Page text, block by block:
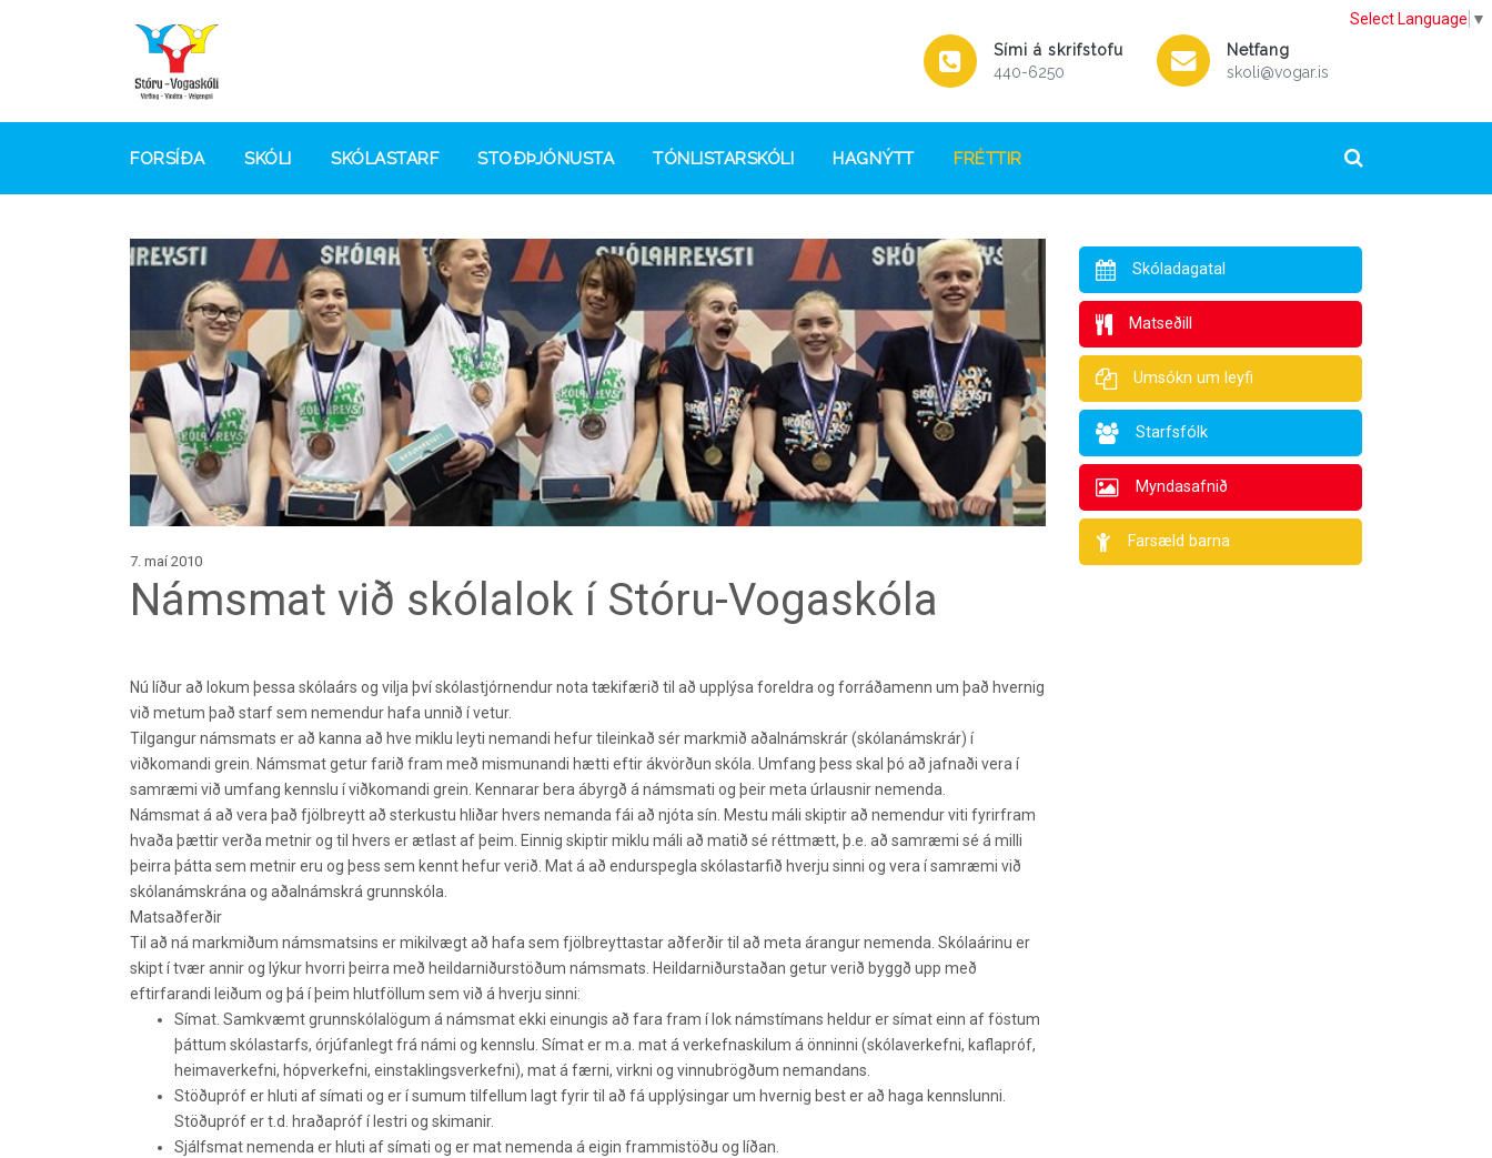
Select Language ▼
Sími á skrifstofu
440-6250
Netfang
skoli@vogar.is
FORSÍÐA SKÓLI SKÓLASTARF STOÐÞJÓNUSTA TÓNLISTARSKÓLI HAGNÝTT FRÉTTIR
7. maí 2010
Námsmat við skólalok í Stóru-Vogaskóla
Nú líður að lokum þessa skólaárs og vilja því skólastjórnendur nota tækifærið til að upplýsa foreldra og forráðamenn um það hvernig
við metum það starf sem nemendur hafa unnið í vetur.
Tilgangur námsmats er að kanna að hve miklu leyti nemandi hefur tileinkað sér markmið aðalnámskrár (skólanámskrár) í
viðkomandi grein. Námsmat getur farið fram með mismunandi hætti eftir ákvörðun skóla. Umfang þess skal þó að jafnaði vera í
samræmi við umfang kennslu í viðkomandi grein. Kennarar bera ábyrgð á námsmati og þeir meta úrlausnir nemenda.
Námsmat á að vera það fjölbreytt að sterkustu hliðar hvers nemanda fái að njóta sín. Mestu máli skiptir að nemendur viti fyrirfram
hvaða þættir verða metnir og til hvers er ætlast af þeim. Einnig skiptir miklu máli að matið sé réttmætt, þ.e. að samræmi sé á milli
þeirra þátta sem metnir eru og þess sem kennt hefur verið. Mat á að endurspegla skólastarfið hverju sinni og vera í samræmi við
skólanámskrána og aðalnámskrá grunnskóla.
Matsaðferðir
Til að ná markmiðum námsmatsins er mikilvægt að hafa sem fjölbreyttastar aðferðir til að meta árangur nemenda. Skólaárinu er
skipt í tvær annir og lýkur hvorri þeirra með heildarniðurstöðum námsmats. Heildarniðurstaðan getur verið byggð upp með
eftirfarandi leiðum og þá í þeim hlutföllum sem við á hverju sinni:
Símat. Samkvæmt grunnskólalögum á námsmat ekki einungis að fara fram í lok námstímans heldur er símat einn af föstum
þáttum skólastarfs, órjúfanlegt frá námi og kennslu. Símat er m.a. mat á verkefnaskilum á önninni (skólaverkefni, kaflapróf,
heimaverkefni, hópverkefni, einstaklingsverkefni), mat á færni, virkni og vinnubrögðum nemandans.
Stöðupróf er hluti af símati og er í sumum tilfellum lagt fyrir til að fá upplýsingar um hvernig best er að haga kennslunni.
Stöðupróf er t.d. hraðapróf í lestri og skimanir.
Sjálfsmat nemenda er hluti af símati og er mat nemenda á eigin frammistöðu og líðan.
Skóladagatal
Matseðill
Umsókn um leyfi
Starfsfólk
Myndasafnið
Farsæld barna